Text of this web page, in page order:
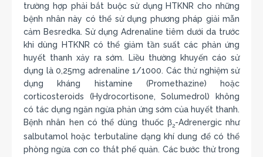
trường hợp phải bắt buộc sử dụng HTKNR cho những
bệnh nhân này có thể sử dụng phương pháp giải mẫn
cảm Besredka. Sử dụng Adrenaline tiêm dưới da trước
khi dùng HTKNR có thể giảm tần suất các phản ứng
huyết thanh xảy ra sớm. Liều thường khuyến cáo sử
dụng là 0,25mg adrenaline 1/1000. Các thử nghiệm sử
dụng kháng histamine (Promethazine) hoặc
corticosteroids (Hydrocortisone, Solumedrol) không
có tác dụng ngăn ngừa phản ứng sớm của huyết thanh.
Bệnh nhân hen có thể dùng thuốc β2-Adrenergic như
salbutamol hoặc terbutaline dạng khí dung để có thể
phòng ngừa cơn co thắt phế quản. Các bước thử trong